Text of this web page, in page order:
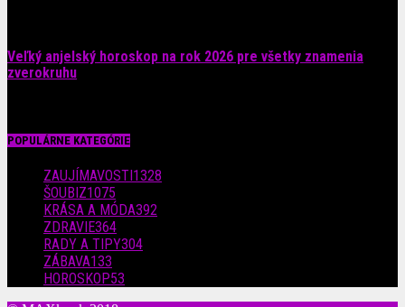
Veľký anjelský horoskop na rok 2026 pre všetky znamenia
zverokruhu
POPULÁRNE KATEGÓRIE
ZAUJÍMAVOSTI1328
ŠOUBIZ1075
KRÁSA A MÓDA392
ZDRAVIE364
RADY A TIPY304
ZÁBAVA133
HOROSKOP53